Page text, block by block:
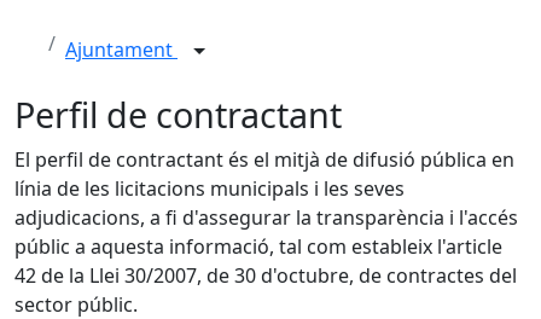
Ajuntament
Perfil de contractant
El perfil de contractant és el mitjà de difusió pública en
línia de les licitacions municipals i les seves
adjudicacions, a fi d'assegurar la transparència i l'accés
públic a aquesta informació, tal com estableix l'article
42 de la Llei 30/2007, de 30 d'octubre, de contractes del
sector públic.